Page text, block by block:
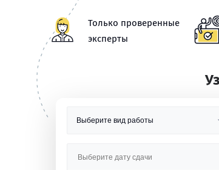
Только проверенные
эксперты